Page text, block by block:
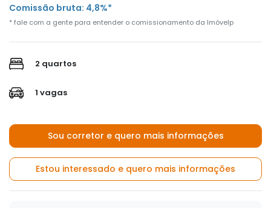
Comissão bruta: 4,8%*
* fale com a gente para entender o comissionamento da Imóvelp
2 quartos
1 vagas
Sou corretor e quero mais informações
Estou interessado e quero mais informações